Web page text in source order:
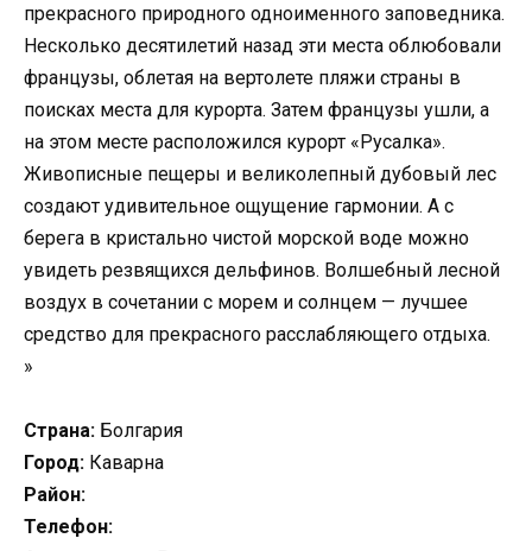
прекрасного природного одноименного заповедника.
Несколько десятилетий назад эти места облюбовали
французы, облетая на вертолете пляжи страны в
поисках места для курорта. Затем французы ушли, а
на этом месте расположился курорт «Русалка».
Живописные пещеры и великолепный дубовый лес
создают удивительное ощущение гармонии. А с
берега в кристально чистой морской воде можно
увидеть резвящихся дельфинов. Волшебный лесной
воздух в сочетании с морем и солнцем — лучшее
средство для прекрасного расслабляющего отдыха.
»
Страна: Болгария
Город: Каварна
Район:
Телефон: